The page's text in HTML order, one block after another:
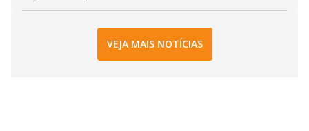
VEJA MAIS NOTÍCIAS